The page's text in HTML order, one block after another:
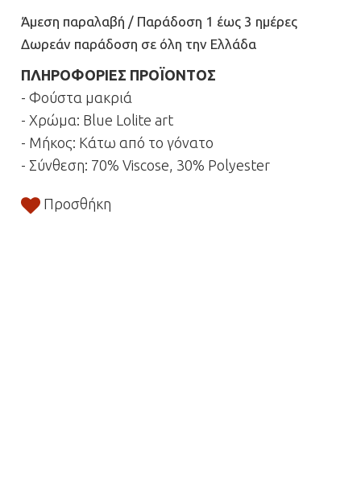
Άμεση παραλαβή / Παράδοση 1 έως 3 ημέρες
Δωρεάν παράδοση σε όλη την Ελλάδα
ΠΛΗΡΟΦΟΡΙΕΣ ΠΡΟΪΟΝΤΟΣ
- Φούστα μακριά
- Χρώμα: Blue Lolite art
- Μήκος: Κάτω από το γόνατο
- Σύνθεση: 70% Viscose, 30% Polyester
Προσθήκη